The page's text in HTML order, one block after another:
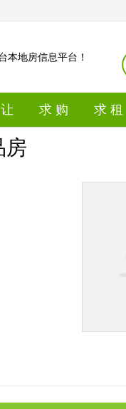
本地房信息平台！
求 购 求 租
房